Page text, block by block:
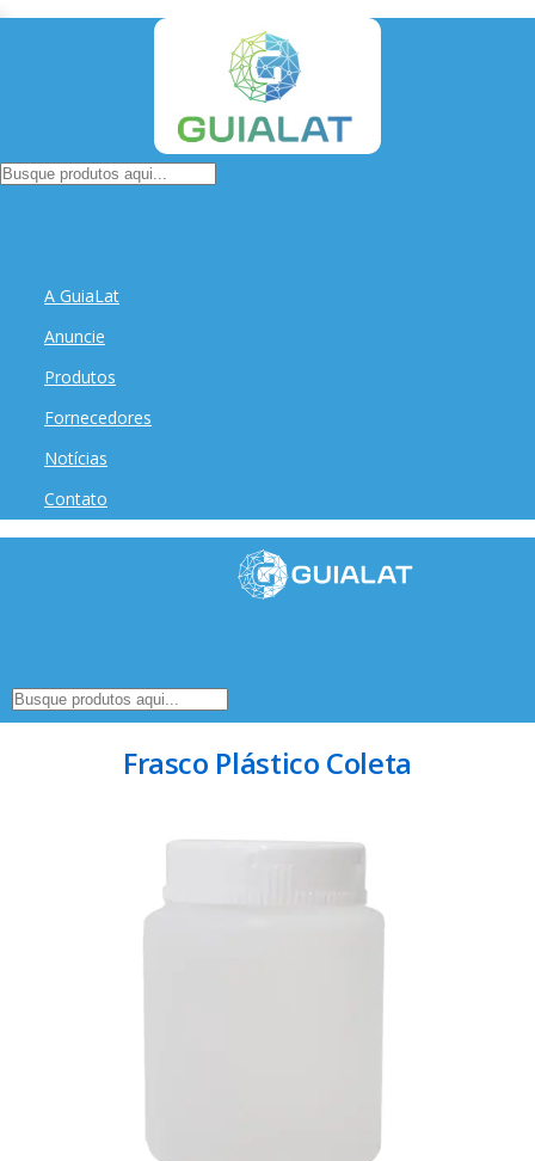
A GuiaLat
Anuncie
Produtos
Fornecedores
Notícias
Contato
Frasco Plástico Coleta